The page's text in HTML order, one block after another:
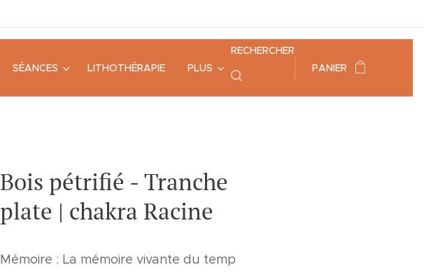
SÉANCES LITHOTHÉRAPIE PLUS
RECHERCHER
PANIER
Bois pétrifié - Tranche
plate | chakra Racine
Mémoire : La mémoire vivante du temp